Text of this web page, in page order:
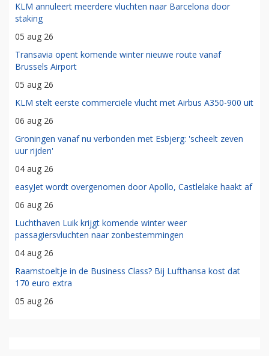
KLM annuleert meerdere vluchten naar Barcelona door
staking
05 aug 26
Transavia opent komende winter nieuwe route vanaf
Brussels Airport
05 aug 26
KLM stelt eerste commerciële vlucht met Airbus A350-900 uit
06 aug 26
Groningen vanaf nu verbonden met Esbjerg: 'scheelt zeven
uur rijden'
04 aug 26
easyJet wordt overgenomen door Apollo, Castlelake haakt af
06 aug 26
Luchthaven Luik krijgt komende winter weer
passagiersvluchten naar zonbestemmingen
04 aug 26
Raamstoeltje in de Business Class? Bij Lufthansa kost dat
170 euro extra
05 aug 26